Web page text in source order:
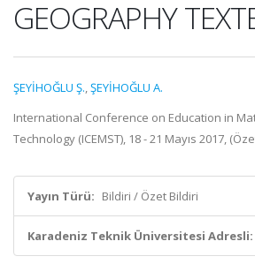
GEOGRAPHY
ŞEYİHOĞLU Ş.,ŞEYİHOĞLU A.
International Conference on Education in
Technology (ICEMST), 18 - 21 Mayıs 2017,
Yayın Türü: Bildiri / Özet Bildiri
Karadeniz Teknik Üniversitesi Adresli: